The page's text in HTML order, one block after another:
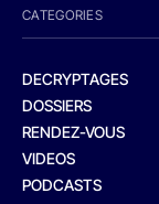
CATEGORIES
DECRYPTAGES
DOSSIERS
RENDEZ-VOUS
VIDEOS
PODCASTS